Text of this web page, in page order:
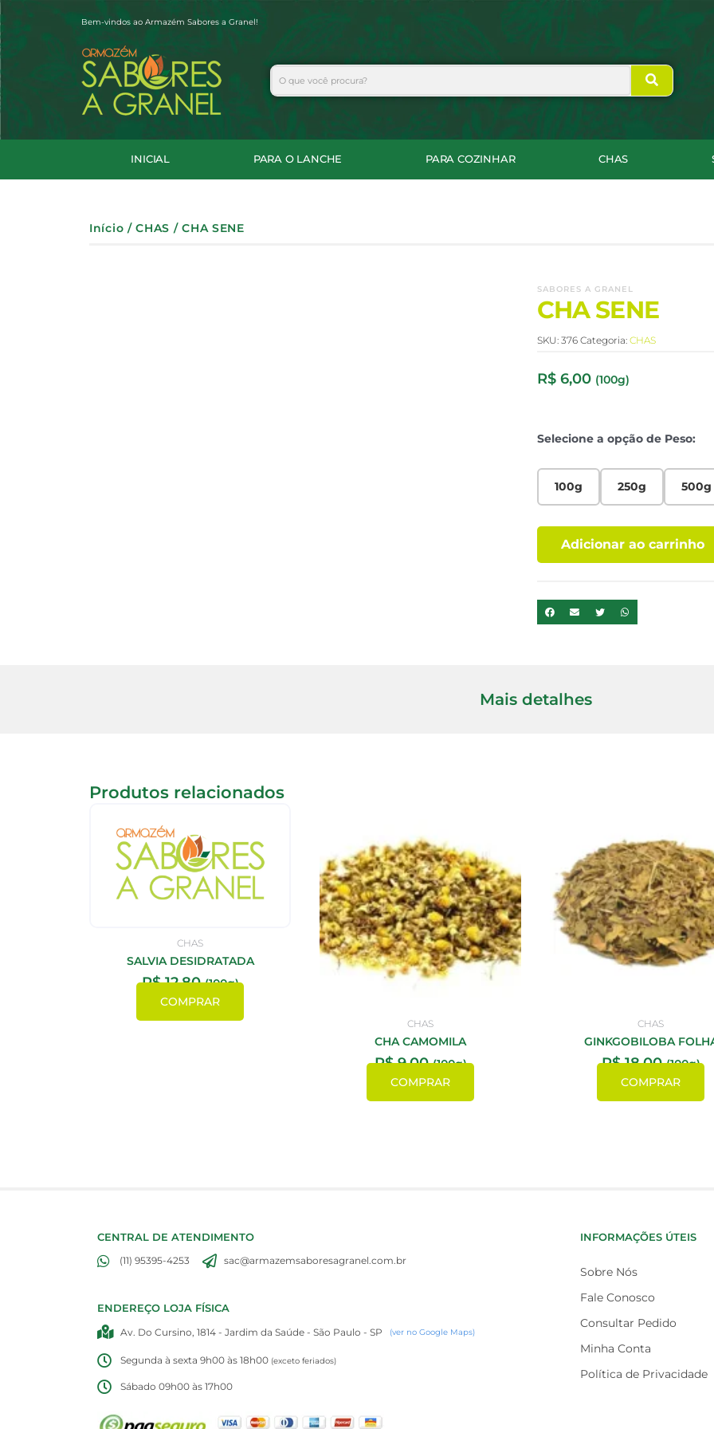
para
o
conteúdo
Bem-vindos ao Armazém Sabores a Granel!
Search
INICIAL PARA O LANCHE PARA COZINHAR CHAS
Início /CHAS / CHA SENE
SABORES A GRANEL
CHA SENE
SKU: 376 Categoria: CHAS
R$6,00 (100g)
Selecione a opção de Peso:
100g 250g 500g
Adicionar ao carrinho
Mais detalhes
Produtos relacionados
CHAS
SALVIA DESIDRATADA
R$12,80 (100g)
COMPRAR
CHAS
CHA CAMOMILA
R$9,00 (100g)
COMPRAR
CHAS
GINKGOBILOBA
R$18,00 (100g)
COMPRAR
CENTRAL DE ATENDIMENTO
(11) 95395-4253 sac@armazemsaboresagranel.com.br
ENDEREÇO LOJA FÍSICA
Av. Do Cursino, 1814 - Jardim da Saúde - São Paulo - SP (ver no Google Maps)
Segunda à sexta 9h00 às 18h00 (exceto feriados)
Sábado 09h00 às 17h00
INFORMAÇÕES ÚTEIS
Sobre Nós
Fale Conosco
Consultar Pedido
Minha Conta
Política de Privacidade